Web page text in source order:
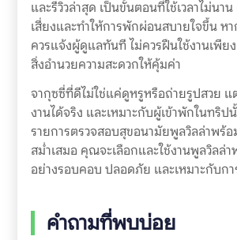
และรีวิวล่าสุด เป็นขั้นตอนที่ใช้เวลาไม่นา
เสี่ยงและทำให้การพักผ่อนสบายใจขึ้น
ควรแจ้งผู้ดูแลทันที ไม่ควรฝืนใช้งานเพียง
สิ่งอำนวยความสะดวกให้คุ้มค่า
จากุซซี่ที่ดีไม่ใช่แค่ดูหรูหรือถ่ายรูปสวย แ
งานได้จริง และเหมาะกับผู้เข้าพักในทริป
รายการตรวจสอบสุขอนามัยพูลวิลล่าพร้อ
สม่ำเสมอ คุณจะเลือกและใช้งานพูลวิลล่
อย่างรอบคอบ ปลอดภัย และเหมาะกับก
คำถามที่พบบ่อย